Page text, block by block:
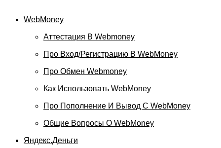
WebMoney
Аттестация В Webmoney
Про Вход/регистрацию В WebMoney
Про Обмен Webmoney
Как Использовать WebMoney
Про Пополнение И Вывод С WebMoney
Общие Вопросы О WebMoney
Яндекс.Деньги